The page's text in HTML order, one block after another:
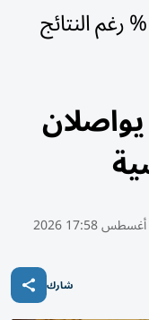
سهم «سبيس إكس» يهوي 12% رغم النتائج
شارك